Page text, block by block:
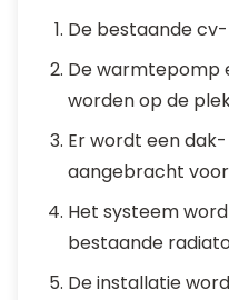
De bestaande
De warmtepomp
worden op de
Er wordt een
aangebracht
Het systeem
bestaande
De installatie